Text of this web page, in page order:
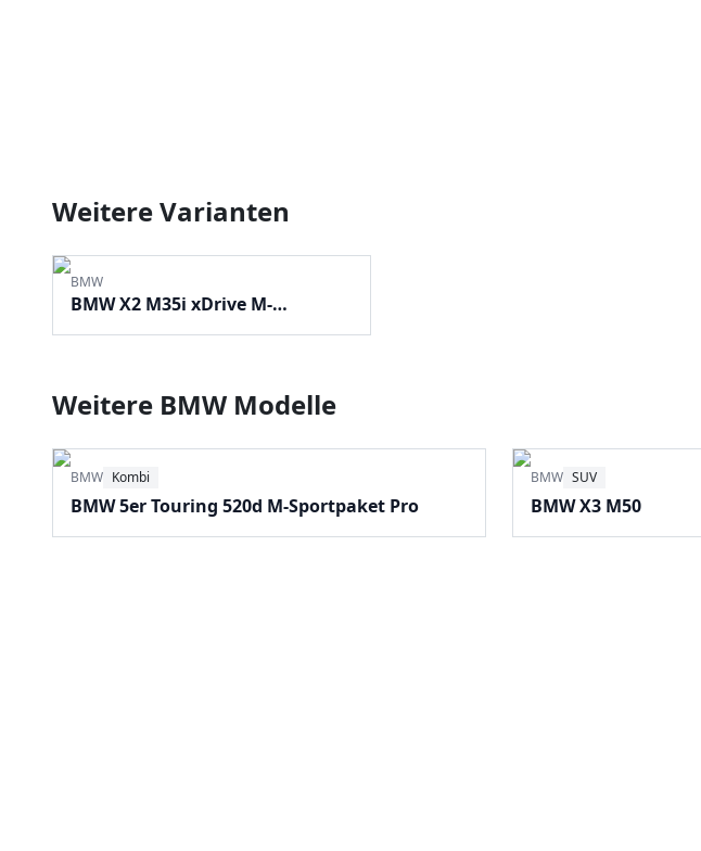
Weitere Varianten
BMW
BMW X2 M35i xDrive M-
Sportpaket Pro
Weitere BMW Modelle
BMW Kombi
BMW 5er Touring 520d M-Sportpaket Pro
BMW SUV
BMW X3 M50